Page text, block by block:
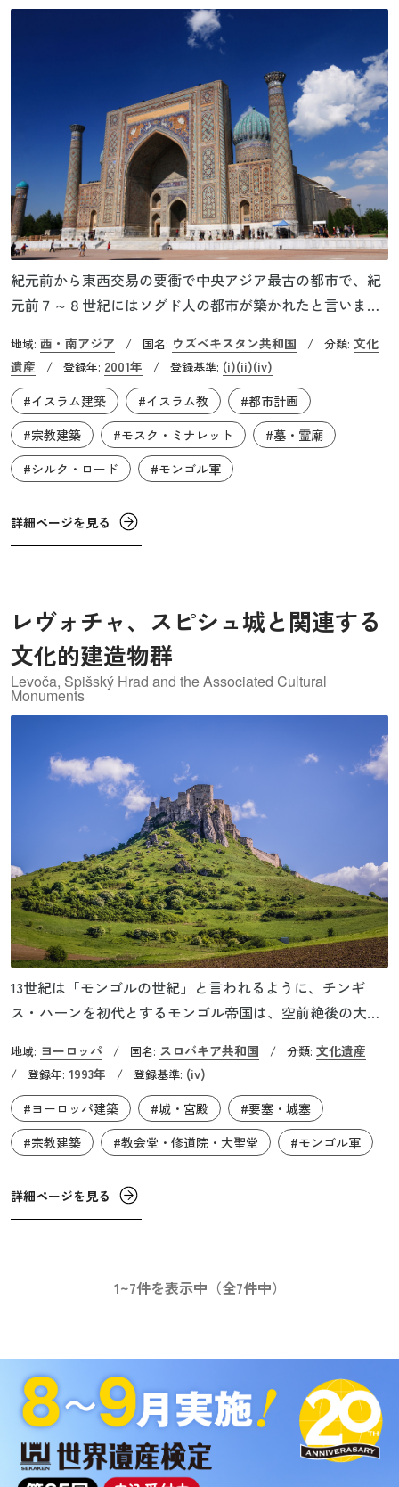
紀元前から東西交易の要衝で中央アジア最古の都市で、紀
元前７～８世紀にはソグド人の都市が築かれたと言いま
味で、まさに世界の交差点ともいうべきところです。歴史
的には3度破壊されています。紀元前4世紀にはアレクサン
ドロス大王が、8世紀にはアラブ人のイスラム勢力が、そし
て13世紀にはモンゴルのチンギス・ハンが攻め寄せてきま
した。特にモンゴル軍の破壊はすさまじく、住民はことご
とく殺され、建物はほぼすべて破壊されたと伝わっていま
のものは何も残されていません。その後14世紀になってテ
地域: 西・南アジア / 国名: ウズベキスタン共和国 / 分類: 文化
遺産
/ 登録年: 2001年 / 登録基準: (i)(ii)(iv)
#イスラム建築
#イスラム教
#都市計画
#宗教建築
#モスク・ミナレット
#墓・霊廟
#シルク・ロード
#モンゴル軍
詳細ページを見る
レヴォチャ、スピシュ城と関連する
文化的建造物群
Levoča, Spišský Hrad and the Associated Cultural
Monuments
13世紀は「モンゴルの世紀」と言われるように、チンギ
ス・ハーンを初代とするモンゴル帝国は、空前絶後の大帝
ツ・ポーランド軍がモンゴル軍と戦った1241年の「ワール
シュタットの戦い」は世に有名です。ヨーロッパの人々は
彼らを「タタール」と呼び、恐れました。そのタタール人
の襲来に備えて築かれたのがスピシュ城です。現在の城の
原型は12世紀のもので、15世紀頃からはルネサンスやバロ
ック様式の建物が次々と増築されました。18世紀には軍隊
の駐屯地となりましたが、1780年に火災が発生し、以降廃
地域: ヨーロッパ / 国名: スロバキア共和国 / 分類: 文化遺産
/ 登録年: 1993年 / 登録基準: (iv)
#ヨーロッパ建築
#城・宮殿
#要塞・城塞
#宗教建築
#教会堂・修道院・大聖堂 #モンゴル軍
詳細ページを見る
1~7件を表示中（全7件中）